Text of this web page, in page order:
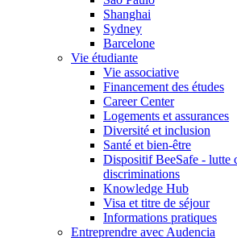
Shanghai
Sydney
Barcelone
Vie étudiante
Vie associative
Financement des études
Career Center
Logements et assurances
Diversité et inclusion
Santé et bien-être
Dispositif BeeSafe - lutte
discriminations
Knowledge Hub
Visa et titre de séjour
Informations pratiques
Entreprendre avec Audencia